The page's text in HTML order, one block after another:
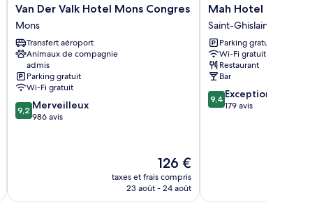
Van
Der
Valk
Hotel
Mons
Congres
Mons
Van Der Valk Hotel Mons Congres
Mons
Transfert aéroport
Animaux de compagnie
admis
Parking gratuit
Wi-Fi gratuit
9.2
sur
9,2 Merveilleux
986 avis
Le
nouveau
prix
126 €
taxes et frais compris
23 août - 24 août
Mah
Hotel
Saint-
Ghislain
Mah Hotel
Saint-Ghislain
Parking gratuit
Wi-Fi gratuit
Restaurant
Bar
9.4
sur
9,4 Exceptionnel
179 avis